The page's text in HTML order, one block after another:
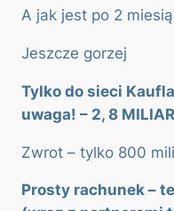
A jak jest po 2
Jeszcze gorzej
Tylko do sieci
uwaga! – 2, 8
Zwrot – tylko 800
Prosty rachunek –